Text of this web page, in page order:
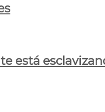
está